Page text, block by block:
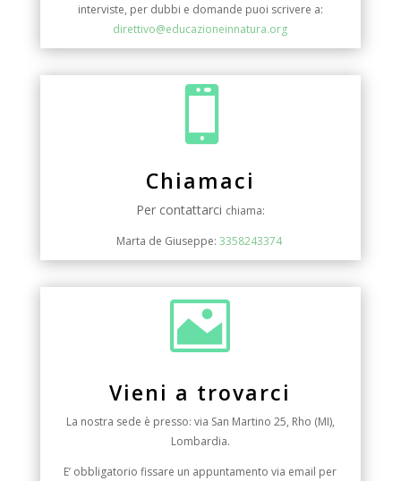
interviste, per dubbi e domande puoi scrivere a:
direttivo@educazioneinnatura.org

Chiamaci
Per contattarci chiama:
Marta de Giuseppe: 3358243374

Vieni a trovarci
La nostra sede è presso: via San Martino 25, Rho (MI),
Lombardia.
E’ obbligatorio fissare un appuntamento via email per